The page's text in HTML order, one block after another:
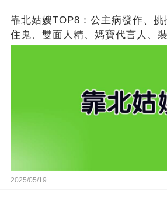
靠北姑嫂TOP8：公主病發作、
住鬼、雙面人精、媽寶代言人、
2025/05/19